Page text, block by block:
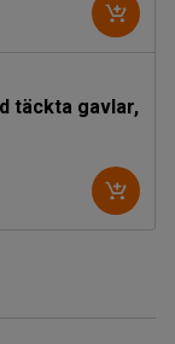
täckta gavlar,